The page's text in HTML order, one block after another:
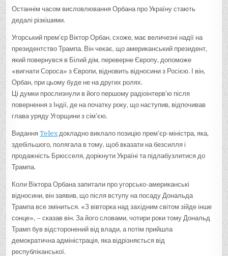
Останнім часом висловлювання Орбана про Україну стають
дедалі різкішими.
Угорський прем’єр Віктор Орбан, схоже, має величезні надії на
президентство Трампа. Він чекає, що американський президент,
який повернувся в Білий дім, переверне Європу, допоможе
«вигнати Сороса» з Європи, відновить відносини з Росією. І він,
Орбан, при цьому буде не на других ролях.
Ці думки прослизнули в його першому радіоінтерв’ю після
повернення з Індії, де на початку року, що наступив, відпочивав
глава уряду Угорщини з сім’єю.
ВиданняTelex докладно виклало позицію прем’єр-міністра, яка,
здебільшого, полягала в тому, щоб вказати на безсилля і
продажність Брюсселя, дорікнути Україні та підлабузлитися до
Трампа.
Коли Віктора Орбана запитали про угорсько-американські
відносини, він заявив, що після вступу на посаду Дональда
Трампа все зміниться. «З вівторка над західним світом зійде інше
сонце», – сказав він. За його словами, чотири роки тому Дональд
Трамп був відсторонений від влади, а потім прийшла
демократична адміністрація, яка відрізняється від
республіканської.